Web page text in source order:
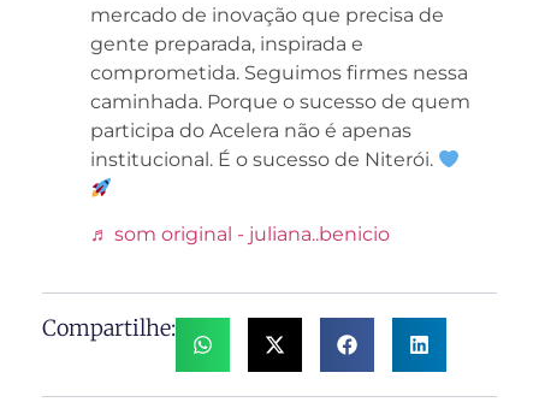
mercado de inovação que precisa de
gente preparada, inspirada e
comprometida. Seguimos firmes nessa
caminhada. Porque o sucesso de quem
participa do Acelera não é apenas
institucional. É o sucesso de Niterói.
♬ som original - juliana..benicio
Compartilhe: